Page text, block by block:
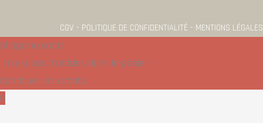
CGV - POLITIQUE DE CONFIDENTIALITÉ - MENTIONS LÉGALES
Shopping cart0
Il n'y a pas d'articles dans le panier !
Continuer les achats
0